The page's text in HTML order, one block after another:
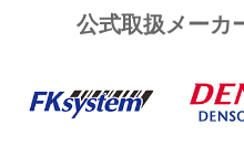
公式取扱メーカ